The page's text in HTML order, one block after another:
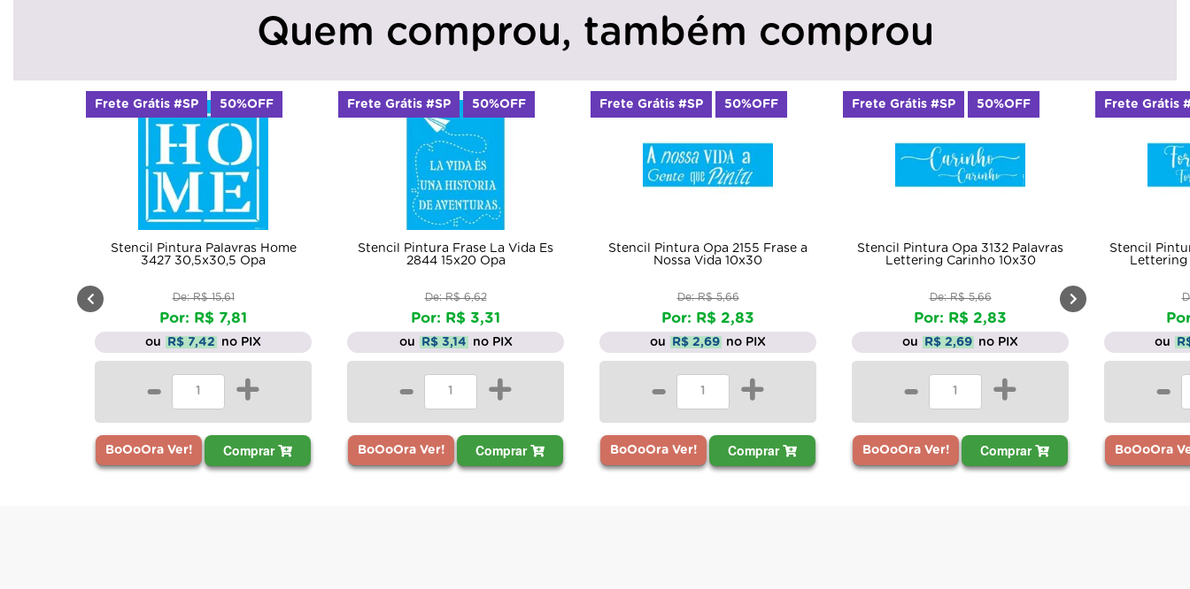
Quem comprou, também comprou
Stencil Pintura Palavras Home
3427 30,5x30,5 Opa
De: R$ 15,61
Por: R$ 7,81
ou R$ 7,42 no PIX
- +
BoOoOra Ver! Comprar
Frete Grátis #SP 50%OFF
Stencil Pintura Frase La Vida Es
2844 15x20 Opa
De: R$ 6,62
Por: R$ 3,31
ou R$ 3,14 no PIX
- +
BoOoOra Ver! Comprar
Frete Grátis #SP 50%OFF
Stencil Pintura Opa 2155 Frase a
Nossa Vida 10x30
De: R$ 5,66
Por: R$ 2,83
ou R$ 2,69 no PIX
- +
BoOoOra Ver! Comprar
Frete Grátis #SP 50%OFF
Stencil Pintura Opa 3132 Palavras
Lettering Carinho 10x30
De: R$ 5,66
Por: R$ 2,83
ou R$ 2,69 no PIX
- +
BoOoOra Ver! Comprar
Frete Grátis #SP 50%OFF
Stencil
Lettering
ou
-
BoOoOra
Frete Grátis